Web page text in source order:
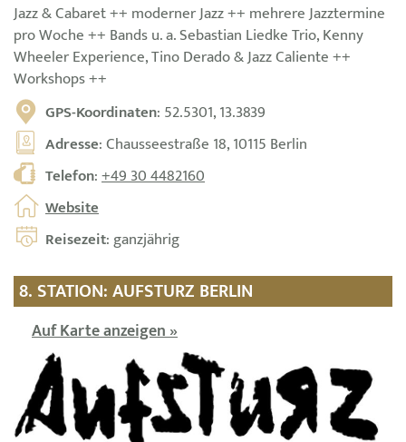
Jazz & Cabaret ++ moderner Jazz ++ mehrere Jazztermine
pro Woche ++ Bands u. a. Sebastian Liedke Trio, Kenny
Wheeler Experience, Tino Derado & Jazz Caliente ++
Workshops ++
GPS-Koordinaten: 52.5301, 13.3839
Adresse: Chausseestraße 18, 10115 Berlin
Telefon:+49 30 4482160
Website
Reisezeit: ganzjährig
8. STATION: AUFSTURZ BERLIN
Auf Karte anzeigen »